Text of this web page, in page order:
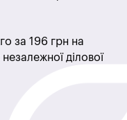
за 196 грн на
ділової